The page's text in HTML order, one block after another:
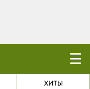
☰
ХИТЫ